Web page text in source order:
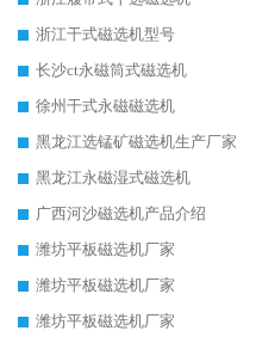
浙江干式磁选机型号
长沙ct永磁筒式磁选机
徐州干式永磁磁选机
黑龙江选锰矿磁选机生产厂家
黑龙江永磁湿式磁选机
广西河沙磁选机产品介绍
潍坊平板磁选机厂家
潍坊平板磁选机厂家
潍坊平板磁选机厂家